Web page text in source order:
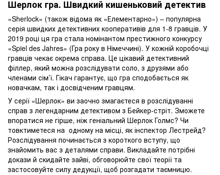
Шерлок гра. Швидкий кишеньковий детектив
«Sherlock» (також відома як «Елементарно») – популярна
серія швидких детективних кооперативів для 1-8 гравців. У
2019 році ця гра стала номінантом престижного конкурсу
«Spiel des Jahres» (Гра року в Німеччині). У кожній коробочці
гравців чекає окрема справа. Це цікавий детективний
філлер, який можна розслідувати соло, з друзями або
членами сім’ї. Гікач гарантує, що гра сподобається як
новачкам, так і досвідченим гравцям.
У серії «Шерлок» ви заочно змагаєтеся в розслідуванні
справ з легендарним детективом з Бейкер-стріт. Зможете
впоратися не гірше, ніж геніальний Шерлок Голмс? Чи
товктиметеся на одному на місці, як інспектор Лестрейд?
Розслідування починається з короткого вступу, що
знайомить вас з деталями справи. Викладайте потрібні
докази й скидайте зайві, обговорюйте свої теорії та
застосовуйте силу дедукції, щоб розгадати таємницю.